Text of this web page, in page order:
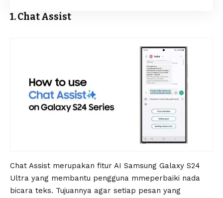
1. Chat Assist
Chat Assist merupakan fitur AI Samsung Galaxy S24
Ultra yang membantu pengguna mmeperbaiki nada
bicara teks. Tujuannya agar setiap pesan yang